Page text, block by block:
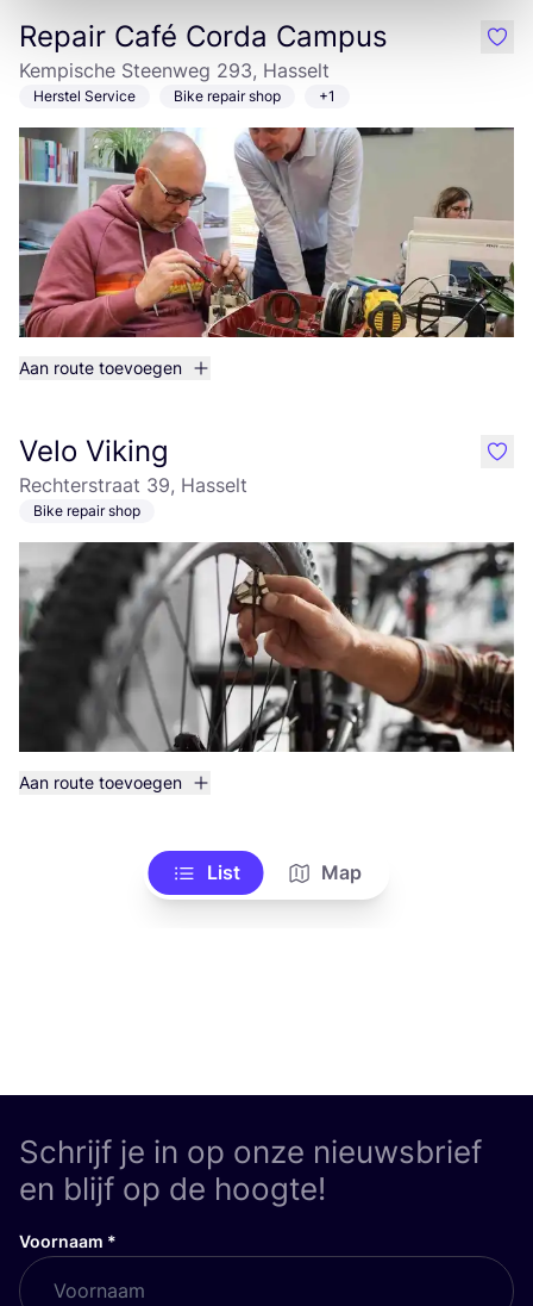
Repair Café Corda Campus
Kempische Steenweg 293, Hasselt
Herstel Service Bike repair shop +1
Aan route toevoegen
like
Velo Viking
Rechterstraat 39, Hasselt
Bike repair shop
Aan route toevoegen
like
List Map
Schrijf je in op onze nieuwsbrief
en blijf op de hoogte!
Voornaam *